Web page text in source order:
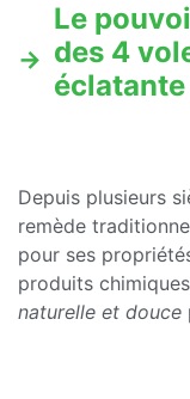
Le
des 4
éclatante
Depuis plusieurs
remède
pour ses
produits
naturelle et douce